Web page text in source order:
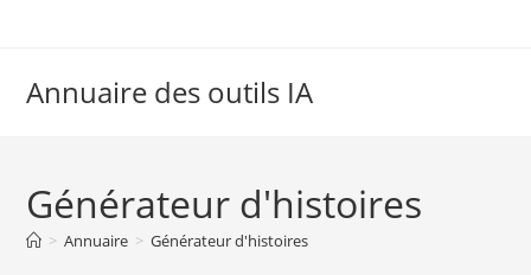
Annuaire des outils IA
Générateur d'histoires
> Annuaire > Générateur d'histoires